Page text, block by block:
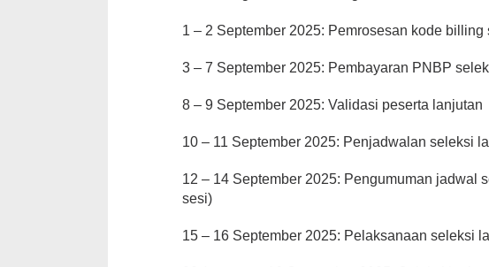
1 – 2 September 2025: Pemrosesan kode billing
3 – 7 September 2025: Pembayaran PNBP
8 – 9 September 2025: Validasi peserta lanjutan
10 – 11 September 2025: Penjadwalan seleksi
12 – 14 September 2025: Pengumuman jadwal
sesi)
15 – 16 September 2025: Pelaksanaan seleksi